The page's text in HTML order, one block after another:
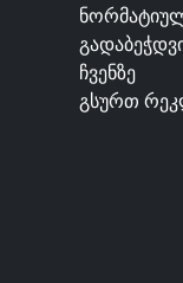
ჩვენზე
გსურთ